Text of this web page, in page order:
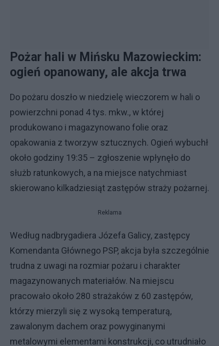
Pożar hali w Mińsku Mazowieckim:
ogień opanowany, ale akcja trwa
Do pożaru doszło w niedzielę wieczorem w hali o
powierzchni ponad 4 tys. mkw., w której
produkowano i magazynowano folie oraz
opakowania z tworzyw sztucznych. Ogień wybuchł
około godziny 19:35 – zgłoszenie wpłynęło do
służb ratunkowych, a na miejsce natychmiast
skierowano kilkadziesiąt zastępów straży pożarnej.
Reklama
Według nadbrygadiera Józefa Galicy, zastępcy
Komendanta Głównego PSP, akcja była szczególnie
trudna z uwagi na rozmiar pożaru i charakter
magazynowanych materiałów. Na miejscu
pracowało około 280 strażaków z 60 zastępów,
którzy mierzyli się z wysoką temperaturą,
zawalonym dachem oraz powyginanymi
metalowymi elementami konstrukcji, co utrudniało